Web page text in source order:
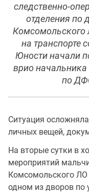
следственно-
отделения по
Комсомольского
на транспорте
Юности начали
врио
по
Ситуация
личных вещей,
На вторые сутки в
мероприятий
Комсомольского
одном из дворов по